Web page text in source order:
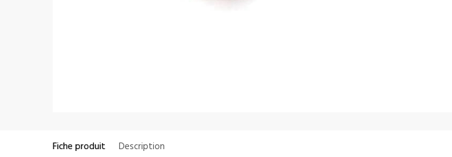
Fiche produit Description